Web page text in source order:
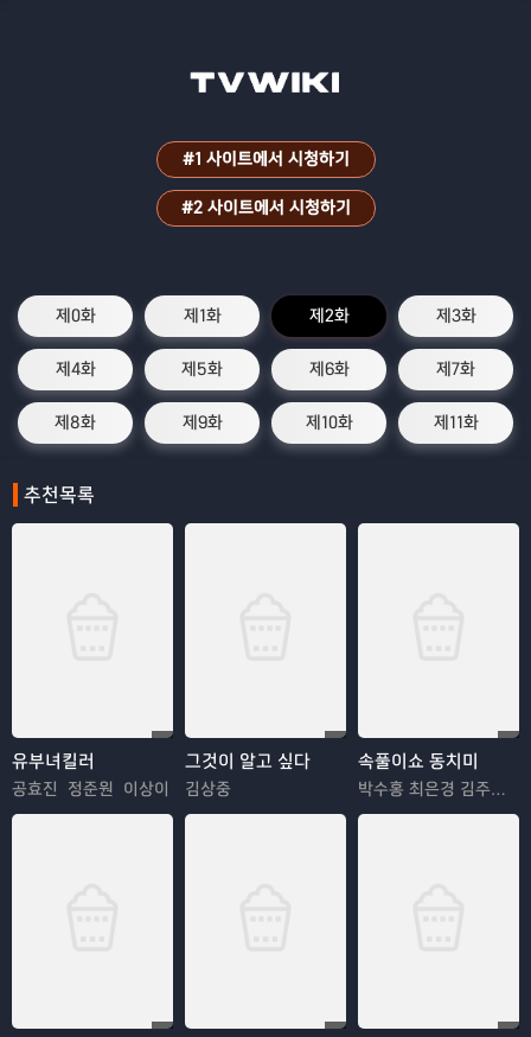
람과 한 약속을 지키기 위해. 열등생인 소년
교차하는 마검담이 지금 시작된다!
#1 사이트에서 시청하기
#2 사이트에서 시청하기
제0화 제1화 제2화 제3화
제4화 제5화 제6화 제7화
제8화 제9화 제10화 제11화
추천목록
유부녀킬러
공효진 정준원 이상이
그것이 알고 싶다
김상중
속풀이쇼 동치미
박수홍 최은경 김주은 김영옥